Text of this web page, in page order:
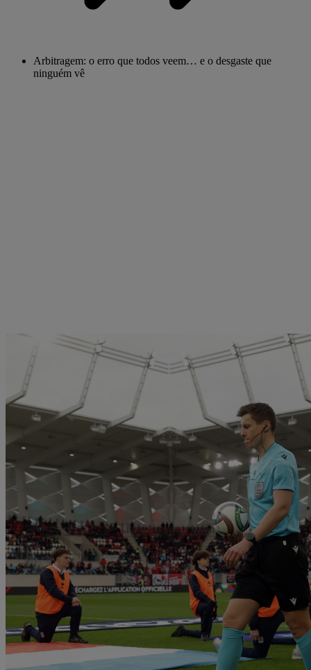
Arbitragem: o erro que todos veem… e o desgaste que
ninguém vê